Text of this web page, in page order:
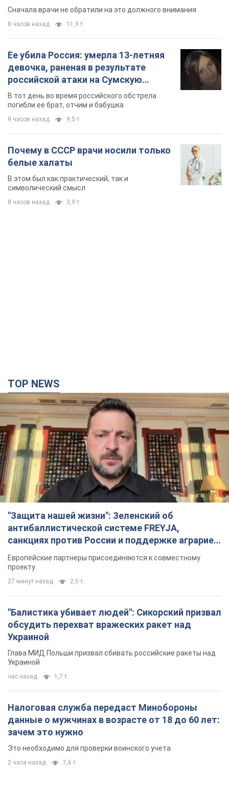
Сначала врачи не обратили на это должного внимания
8 часов назад 11,9 т.
Ее убила Россия: умерла 13-летняя
девочка, раненая в результате
российской атаки на Сумскую
область. Фото
В тот день во время российского обстрела
погибли ее брат, отчим и бабушка
9 часов назад 9,5 т.
Почему в СССР врачи носили только
белые халаты
В этом был как практический, так и
символический смысл
8 часов назад 3,9 т.
TOP NEWS
"Защита нашей жизни": Зеленский об
антибаллистической системе FREYJA,
санкциях против России и поддержке аграриев.
Видео
Европейские партнеры присоединяются к совместному
проекту
27 минут назад 2,0 т.
"Балистика убивает людей": Сикорский призвал
обсудить перехват вражеских ракет над
Украиной
Глава МИД Польши призвал сбивать российские ракеты над
Украиной
час назад 1,7 т.
Налоговая служба передаст Минобороны
данные о мужчинах в возрасте от 18 до 60 лет:
зачем это нужно
Это необходимо для проверки воинского учета
2 часа назад 7,6 т.